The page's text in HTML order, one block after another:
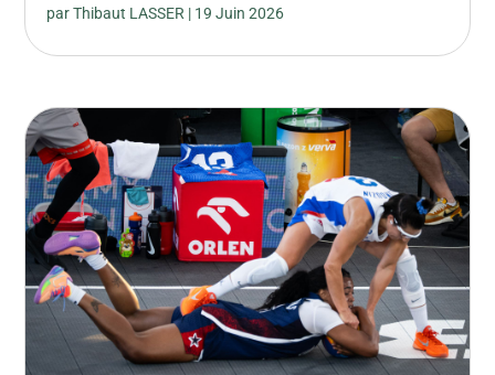
parThibaut LASSER | 19 Juin 2026